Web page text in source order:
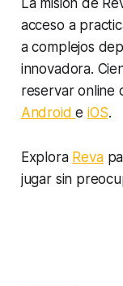
acceso a
a complejos
innovadora.
reservar online
AndroideiOS.
Explora Reva
jugar sin